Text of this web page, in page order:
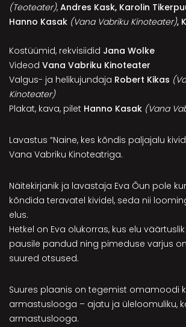
(Teoteater), Andres Kask, Karolin
Hanno Kasak (Vana Vabriku Kinoteater),
Kostüümid, rekvisiidid Jana Wolke
Videod Vana Vabriku Kinoteater
Valgus- ja helikujundaja Robert Kikas
Kinoteater)
Plakat, kava, pilet Hanno Kasak (Vana
Lavastus “Naine, kes kõndis paljajalu
Vana Vabriku Kinoteatriga.
Näitekirjanik ja lavastaja Eva Õun pole
kõndida teravatel kividel, seda nii
elus.
Hetkel on Eva olukorras, kus elu
pausile pandud ning pimeduse varjus
suured otsused.
Suures plaanis on tegemist omamoodi
armastuslooga – ajatu ja üleloomuliku,
armastuslooga.